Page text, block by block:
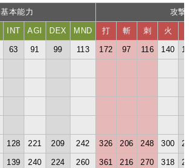
基本能力 攻撃
INT AGI DEX MND 打 斬 刺 火
63 91 99 113 172 97 116 140
128 221 209 242 326 206 248 300
139 240 224 260 361 216 270 318